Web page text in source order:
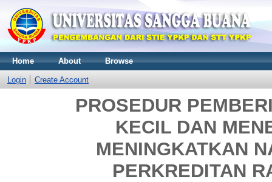
Home About Browse
Login Create Account
PROSEDUR
KECIL DAN
MENINGKATKAN
PERKREDITAN